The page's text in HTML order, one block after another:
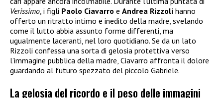
Verissimo , i figli Paolo Ciavarro e Andrea Rizzoli hanno
offerto un ritratto intimo e inedito della madre, svelando
come il lutto abbia assunto forme differenti, ma
ugualmente laceranti, nel loro quotidiano. Se da un lato
Rizzoli confessa una sorta di gelosia protettiva verso
l’immagine pubblica della madre, Ciavarro affronta il dolore
guardando al futuro spezzato del piccolo Gabriele.
La gelosia del ricordo e il peso delle immagini